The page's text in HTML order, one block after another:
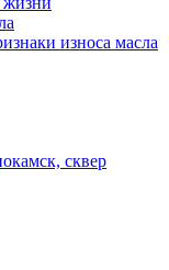
износа масла
сквер